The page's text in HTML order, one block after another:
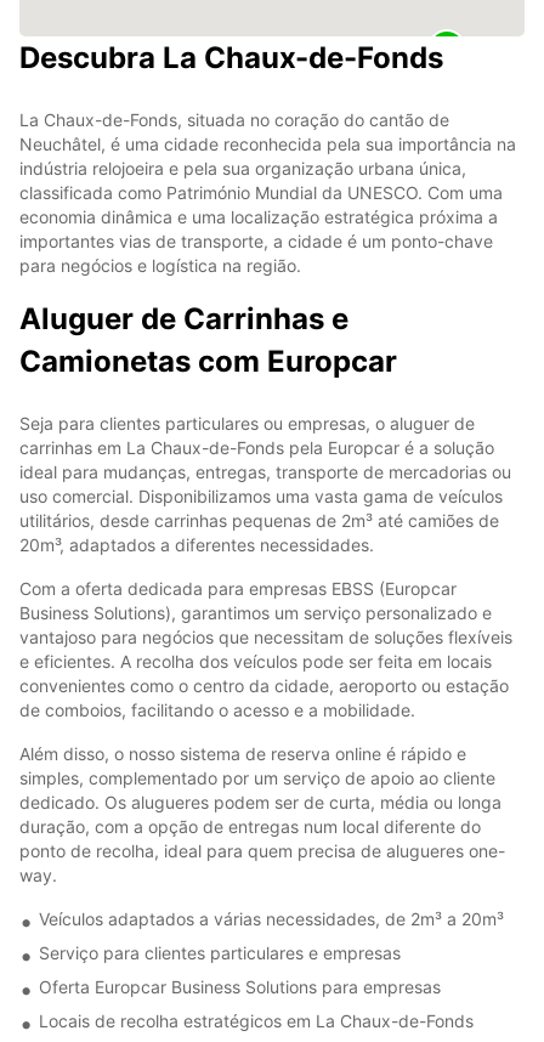
Descubra La Chaux-de-Fonds
La Chaux-de-Fonds, situada no coração do cantão de
Neuchâtel, é uma cidade reconhecida pela sua importância na
indústria relojoeira e pela sua organização urbana única,
classificada como Património Mundial da UNESCO. Com uma
economia dinâmica e uma localização estratégica próxima a
importantes vias de transporte, a cidade é um ponto-chave
para negócios e logística na região.
Aluguer de Carrinhas e
Camionetas com Europcar
Seja para clientes particulares ou empresas, o aluguer de
carrinhas em La Chaux-de-Fonds pela Europcar é a solução
ideal para mudanças, entregas, transporte de mercadorias ou
uso comercial. Disponibilizamos uma vasta gama de veículos
utilitários, desde carrinhas pequenas de 2m³ até camiões de
20m³, adaptados a diferentes necessidades.
Com a oferta dedicada para empresas EBSS (Europcar
Business Solutions), garantimos um serviço personalizado e
vantajoso para negócios que necessitam de soluções flexíveis
e eficientes. A recolha dos veículos pode ser feita em locais
convenientes como o centro da cidade, aeroporto ou estação
de comboios, facilitando o acesso e a mobilidade.
Além disso, o nosso sistema de reserva online é rápido e
simples, complementado por um serviço de apoio ao cliente
dedicado. Os alugueres podem ser de curta, média ou longa
duração, com a opção de entregas num local diferente do
ponto de recolha, ideal para quem precisa de alugueres one-
way.
Veículos adaptados a várias necessidades, de 2m³ a 20m³
Serviço para clientes particulares e empresas
Oferta Europcar Business Solutions para empresas
Locais de recolha estratégicos em La Chaux-de-Fonds